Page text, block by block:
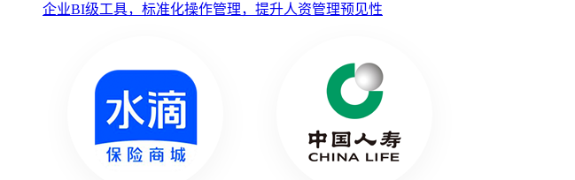
企业BI级工具，标准化操作管理，提升人资管理预见性